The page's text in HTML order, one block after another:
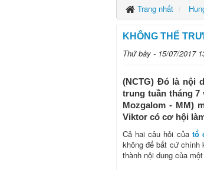
Trang nhất
KHÔNG THỂ
Thứ bảy - 15/07/2017
(NCTG) Đó là nội
trung tuần tháng 7
Mozgalom - MM)
Viktor có cơ hội
Cả hai câu hỏi của tổ
không để bất cứ chính
thành nội dung của